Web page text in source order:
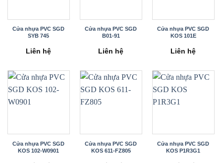
Cửa nhựa PVC SGD
SYB 745
Liên hệ
Cửa nhựa PVC SGD
B01-91
Liên hệ
Cửa nhựa PVC SGD
KOS 101E
Liên hệ
Cửa nhựa PVC SGD
KOS 102-W0901
Cửa nhựa PVC SGD
KOS 611-FZ805
Cửa nhựa PVC SGD
KOS P1R3G1